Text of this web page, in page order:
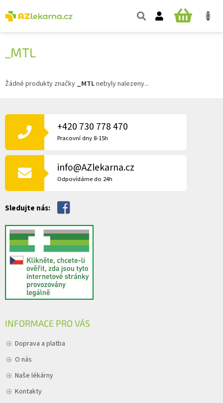
na
obsah
NÁKUPNÍ
_MTL
Žádné produkty značky _MTLnebyly nalezeny...
Á
T
+420 730 778 470
Pracovní dny 8-15h
info@AZlekarna.cz
Odpovídáme do 24h
Sledujte nás:
INFORMACE PRO VÁS
Doprava a platba
O nás
Naše lékárny
Kontakty